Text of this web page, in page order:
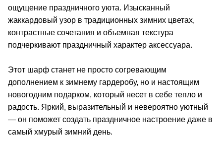
ощущение праздничного уюта. Изысканный
жаккардовый узор в традиционных зимних цветах,
контрастные сочетания и объемная текстура
подчеркивают праздничный характер аксессуара.
Этот шарф станет не просто согревающим
дополнением к зимнему гардеробу, но и настоящим
новогодним подарком, который несет в себе тепло и
радость. Яркий, выразительный и невероятно уютный
— он поможет создать праздничное настроение даже в
самый хмурый зимний день.